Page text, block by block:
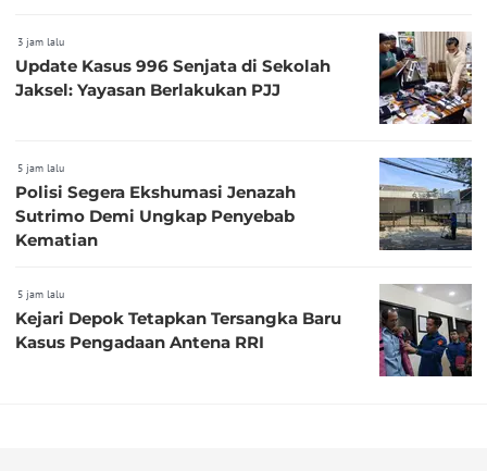
3 jam lalu
Update Kasus 996 Senjata di Sekolah
Jaksel: Yayasan Berlakukan PJJ
5 jam lalu
Polisi Segera Ekshumasi Jenazah
Sutrimo Demi Ungkap Penyebab
Kematian
5 jam lalu
Kejari Depok Tetapkan Tersangka Baru
Kasus Pengadaan Antena RRI